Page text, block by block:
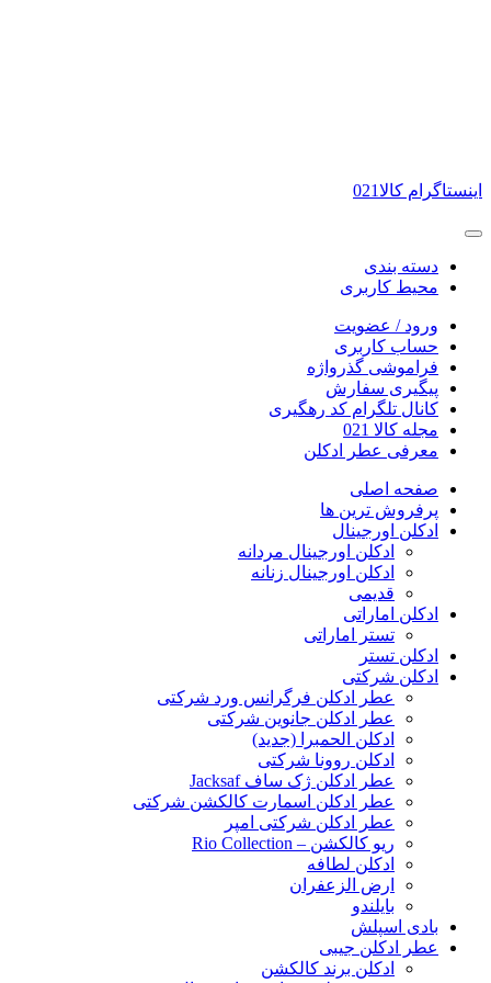
اینستاگرام کالا021
دسته بندی
محیط کاربری
ورود / عضویت
حساب کاربری
فراموشی گذرواژه
پیگیری سفارش
کانال تلگرام کد رهگیری
مجله کالا 021
معرفی عطر ادکلن
صفحه اصلی
پرفروش ترین ها
ادکلن اورجینال
ادکلن اورجینال مردانه
ادکلن اورجینال زنانه
قدیمی
ادکلن اماراتی
تستر اماراتی
ادکلن تستر
ادکلن شرکتی
عطر ادکلن فرگرانس ورد شرکتی
عطر ادکلن جانوین شرکتی
ادکلن الحمبرا (جدید)
ادکلن روونا شرکتی
عطر ادکلن ژک‌ ساف Jacksaf
عطر ادکلن اسمارت کالکشن شرکتی
عطر ادکلن شرکتی امپر
ریو کالکشن – Rio Collection
ادکلن لطافه
ارض الزعفران
بایلندو
بادی اسپلش
عطر ادکلن جیبی
ادکلن برند کالکشن